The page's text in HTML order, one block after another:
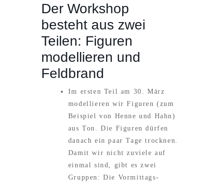
Der Workshop
besteht aus zwei
Teilen: Figuren
modellieren und
Feldbrand
Im ersten Teil am 30. März
modellieren wir Figuren (zum
Beispiel von Henne und Hahn)
aus Ton. Die Figuren dürfen
danach ein paar Tage trocknen.
Damit wir nicht zuviele auf
einmal sind, gibt es zwei
Gruppen: Die Vormittags-